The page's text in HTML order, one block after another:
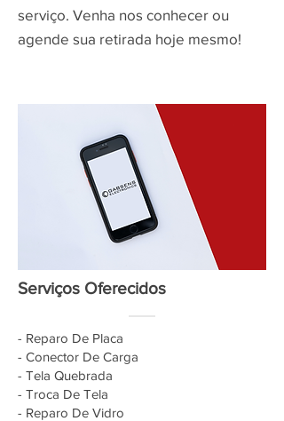
serviço. Venha nos conhecer ou
agende sua retirada hoje mesmo!
Serviços Oferecidos
- Reparo De Placa
- Conector De Carga
- Tela Quebrada
- Troca De Tela
- Reparo De Vidro